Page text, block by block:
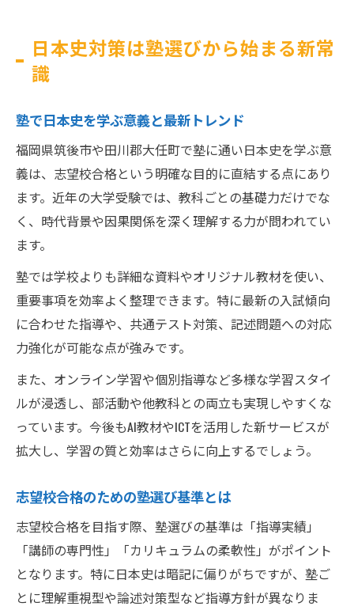
効率的な受験準備に塾活用をすすめる理由
塾活用で日本史の理解が深まる仕組み
塾利用で学習効率が上がる具体的理由
日本史の苦手克服に塾が有効な理由
塾で受験対策を効率化するポイント集
日本史の疑問も解消できる塾の選び方
日本史指導に強い塾を選ぶための視点
質問しやすい塾の特徴と見抜き方
日本史の悩みに寄り添う塾選びの秘訣
塾選びで重視すべき日本史サポート力
筑後市・大任町で最適な塾を探す道しるべ
日本史対策に最適な塾が多い理由とは
塾の特色を知り最適な教室を見つける
地元密着塾の日本史サポート体制を解説
塾探しで失敗しないチェックリスト
自分に合う塾を見極めるためのポイント集
塾を選ぶ際の日本史学習チェック項目
個別指導と集団指導の違いと選び方
日本史が伸びる塾の指導スタイルとは
日本史対策は塾選びから始まる新常
識
塾で日本史を学ぶ意義と最新トレンド
福岡県筑後市や田川郡大任町で塾に通い日本史を学ぶ意
義は、志望校合格という明確な目的に直結する点にあり
ます。近年の大学受験では、教科ごとの基礎力だけでな
く、時代背景や因果関係を深く理解する力が問われてい
ます。
塾では学校よりも詳細な資料やオリジナル教材を使い、
重要事項を効率よく整理できます。特に最新の入試傾向
に合わせた指導や、共通テスト対策、記述問題への対応
力強化が可能な点が強みです。
また、オンライン学習や個別指導など多様な学習スタイ
ルが浸透し、部活動や他教科との両立も実現しやすくな
っています。今後もAI教材やICTを活用した新サービスが
拡大し、学習の質と効率はさらに向上するでしょう。
志望校合格のための塾選び基準とは
志望校合格を目指す際、塾選びの基準は「指導実績」
「講師の専門性」「カリキュラムの柔軟性」がポイント
となります。特に日本史は暗記に偏りがちですが、塾ご
とに理解重視型や論述対策型など指導方針が異なりま